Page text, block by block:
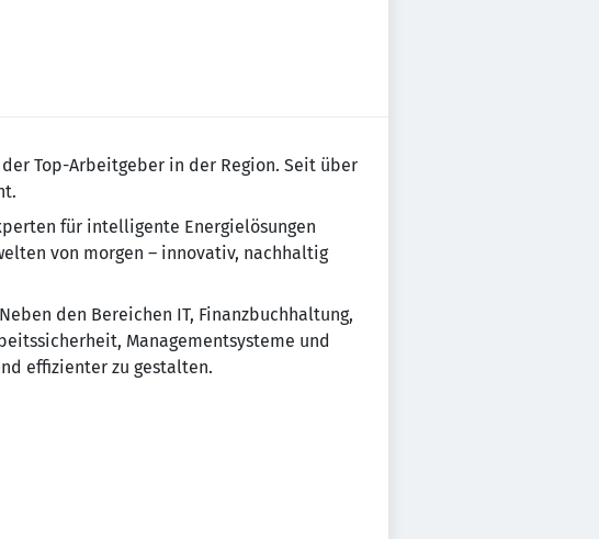
Top-Arbeitgeber in der Region. Seit über
für intelligente Energielösungen
von morgen – innovativ, nachhaltig
den Bereichen IT, Finanzbuchhaltung,
Managementsysteme und
effizienter zu gestalten.